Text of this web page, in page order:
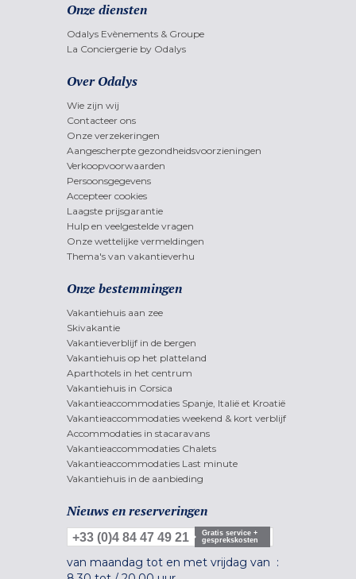
Onze diensten
Odalys Evènements & Groupe
La Conciergerie by Odalys
Over Odalys
Wie zijn wij
Contacteer ons
Onze verzekeringen
Aangescherpte gezondheidsvoorzieningen
Verkoopvoorwaarden
Persoonsgegevens
Accepteer cookies
Laagste prijsgarantie
Hulp en veelgestelde vragen
Onze wettelijke vermeldingen
Thema's van vakantieverhu
Onze bestemmingen
Vakantiehuis aan zee
Skivakantie
Vakantieverblijf in de bergen
Vakantiehuis op het platteland
Aparthotels in het centrum
Vakantiehuis in Corsica
Vakantieaccommodaties Spanje, Italië et Kroatië
Vakantieaccommodaties weekend & kort verblijf
Accommodaties in stacaravans
Vakantieaccommodaties Chalets
Vakantieaccommodaties Last minute
Vakantiehuis in de aanbieding
Nieuws en reserveringen
+33 (0)4 84 47 49 21
Gratis service +
gesprekskosten
van maandag tot en met vrijdag van :